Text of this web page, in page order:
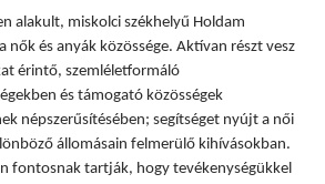
alakult, miskolci székhelyű Holdam
nők és anyák közössége. Aktívan részt vesz
érintő, szemléletformáló
és támogató közösségek
népszerűsítésében; segítséget nyújt a női
állomásain felmerülő kihívásokban.
fontosnak tartják, hogy tevékenységükkel